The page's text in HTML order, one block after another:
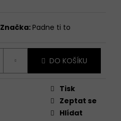
Značka: Padne ti to
DO KOŠÍKU
Tisk
Zeptat se
Hlídat